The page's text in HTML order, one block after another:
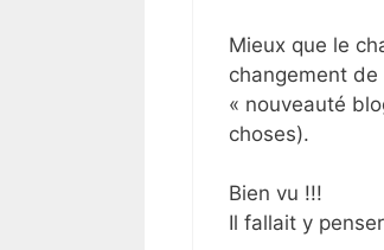
Mieux que le
changement
« nouveauté
choses).
Bien vu !!!
Il fallait y